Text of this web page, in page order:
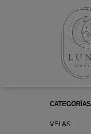
CATEGORÍAS
VELAS